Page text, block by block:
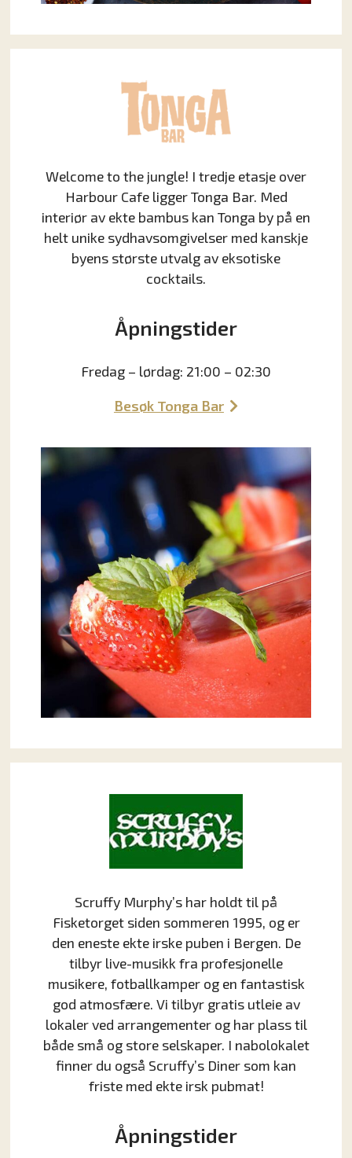
Welcome to the jungle! I tredje etasje over
Harbour Cafe ligger Tonga Bar. Med
interiør av ekte bambus kan Tonga by på en
helt unike sydhavsomgivelser med kanskje
byens største utvalg av eksotiske
cocktails.
Åpningstider
Fredag – lørdag: 21:00 – 02:30
Besøk Tonga Bar
Scruffy Murphy’s har holdt til på
Fisketorget siden sommeren 1995, og er
den eneste ekte irske puben i Bergen. De
tilbyr live-musikk fra profesjonelle
musikere, fotballkamper og en fantastisk
god atmosfære. Vi tilbyr gratis utleie av
lokaler ved arrangementer og har plass til
både små og store selskaper. I nabolokalet
finner du også Scruffy’s Diner som kan
friste med ekte irsk pubmat!
Åpningstider